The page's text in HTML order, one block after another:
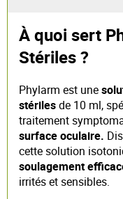
À quoi sert
Stériles ?
Phylarm est une
stérilesde 10 ml,
traitement
surface oculaire.
cette solution
soulagement
irrités et sensibles.